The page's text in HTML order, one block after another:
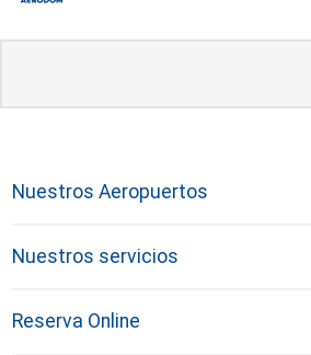
Nuestros Aeropuertos
Nuestros servicios
Reserva Online